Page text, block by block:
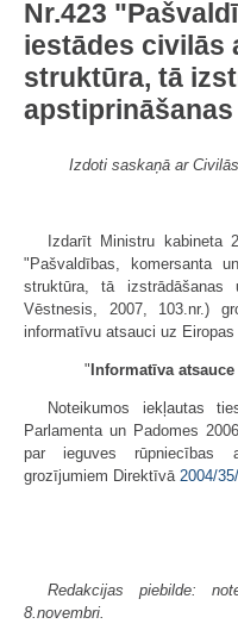
Nr.423
iestādes civilās
struktūra, tā
Izdoti saskaņā ar
Izdarīt Ministru kabineta
"Pašval­dības, komersanta
struktūra, tā izstrādā­šanas
Vēstnesis, 2007, 103.nr.)
informatīvu atsau­ci uz
" Informatīva
Noteikumos iekļautas
Parlamenta un Padomes
par ieguves rūpniecības
grozījumiem Direktīvā 2004/
Redakcijas piebilde:
8.novembri.